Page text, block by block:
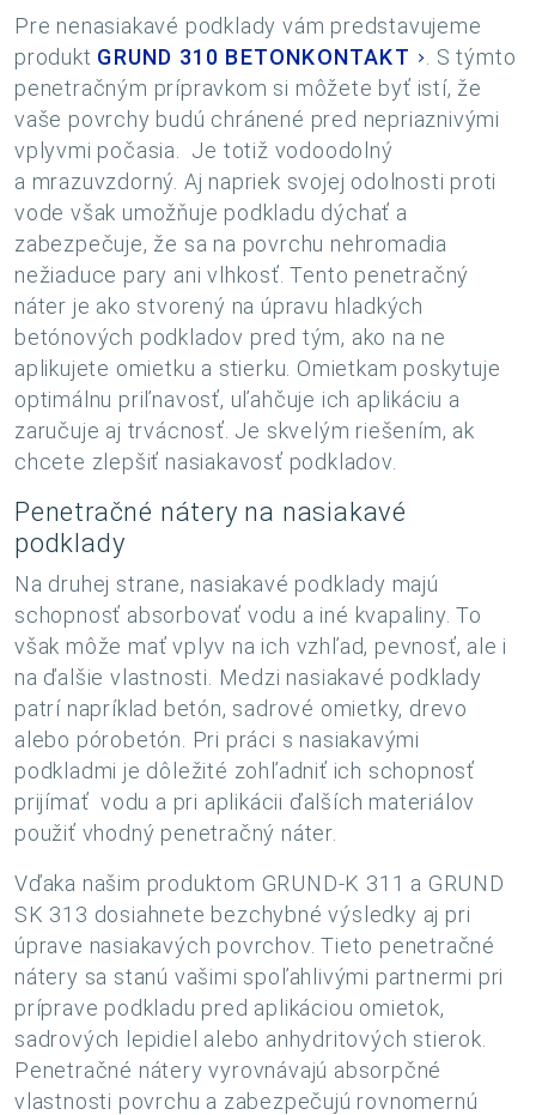
Pre nenasiakavé podklady vám predstavujeme
produkt GRUND 310 BETONKONTAKT
. S týmto
penetračným prípravkom si môžete byť istí, že
vaše povrchy budú chránené pred nepriaznivými
vplyvmi počasia. Je totiž vodoodolný
a mrazuvzdorný. Aj napriek svojej odolnosti proti
vode však umožňuje podkladu dýchať a
zabezpečuje, že sa na povrchu nehromadia
nežiaduce pary ani vlhkosť. Tento penetračný
náter je ako stvorený na úpravu hladkých
betónových podkladov pred tým, ako na ne
aplikujete omietku a stierku. Omietkam poskytuje
optimálnu priľnavosť, uľahčuje ich aplikáciu a
zaručuje aj trvácnosť. Je skvelým riešením, ak
chcete zlepšiť nasiakavosť podkladov.
Penetračné nátery na nasiakavé
podklady
Na druhej strane, nasiakavé podklady majú
schopnosť absorbovať vodu a iné kvapaliny. To
však môže mať vplyv na ich vzhľad, pevnosť, ale i
na ďalšie vlastnosti. Medzi nasiakavé podklady
patrí napríklad betón, sadrové omietky, drevo
alebo pórobetón. Pri práci s nasiakavými
podkladmi je dôležité zohľadniť ich schopnosť
prijímať vodu a pri aplikácii ďalších materiálov
použiť vhodný penetračný náter.
Vďaka našim produktom GRUND-K 311 a GRUND
SK 313 dosiahnete bezchybné výsledky aj pri
úprave nasiakavých povrchov. Tieto penetračné
nátery sa stanú vašimi spoľahlivými partnermi pri
príprave podkladu pred aplikáciou omietok,
sadrových lepidiel alebo anhydritových stierok.
Penetračné nátery vyrovnávajú absorpčné
vlastnosti povrchu a zabezpečujú rovnomernú